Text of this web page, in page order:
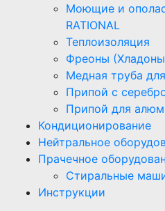
Моющие и
RATIONAL
Теплоизоляция
Фреоны
Медная труба
Припой с
Припой для
Кондиционирование
Нейтральное
Прачечное
Стиральные
Инструкции